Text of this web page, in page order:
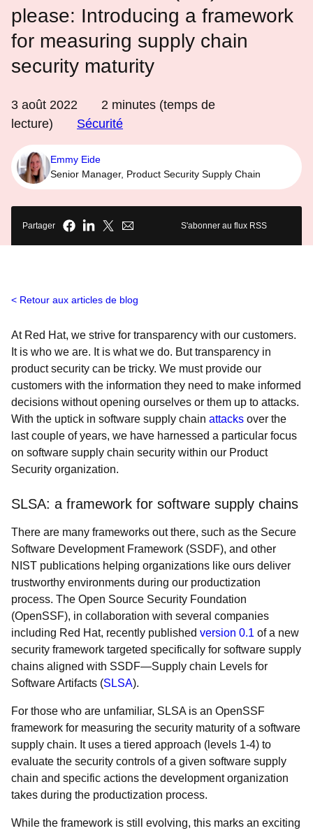
please: Introducing a framework
for measuring supply chain
security maturity
3 août 2022 2 minutes (temps de
lecture)
Sécurité
Emmy Eide
Senior Manager, Product Security Supply Chain
Partager S'abonner au flux RSS
Retour aux articles de blog
At Red Hat, we strive for transparency with our customers.
It is who we are. It is what we do. But transparency in
product security can be tricky. We must provide our
customers with the information they need to make informed
decisions without opening ourselves or them up to attacks.
With the uptick in software supply chain attacks over the
last couple of years, we have harnessed a particular focus
on software supply chain security within our Product
Security organization.
SLSA: a framework for software supply chains
There are many frameworks out there, such as the Secure
Software Development Framework (SSDF), and other
NIST publications helping organizations like ours deliver
trustworthy environments during our productization
process. The Open Source Security Foundation
(OpenSSF), in collaboration with several companies
including Red Hat, recently published version 0.1 of a new
security framework targeted specifically for software supply
chains aligned with SSDF—Supply chain Levels for
Software Artifacts (SLSA).
For those who are unfamiliar, SLSA is an OpenSSF
framework for measuring the security maturity of a software
supply chain. It uses a tiered approach (levels 1-4) to
evaluate the security controls of a given software supply
chain and specific actions the development organization
takes during the productization process.
While the framework is still evolving, this marks an exciting